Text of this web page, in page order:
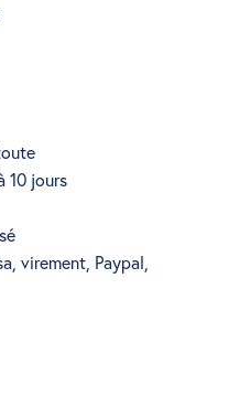
10 jours
virement, Paypal,